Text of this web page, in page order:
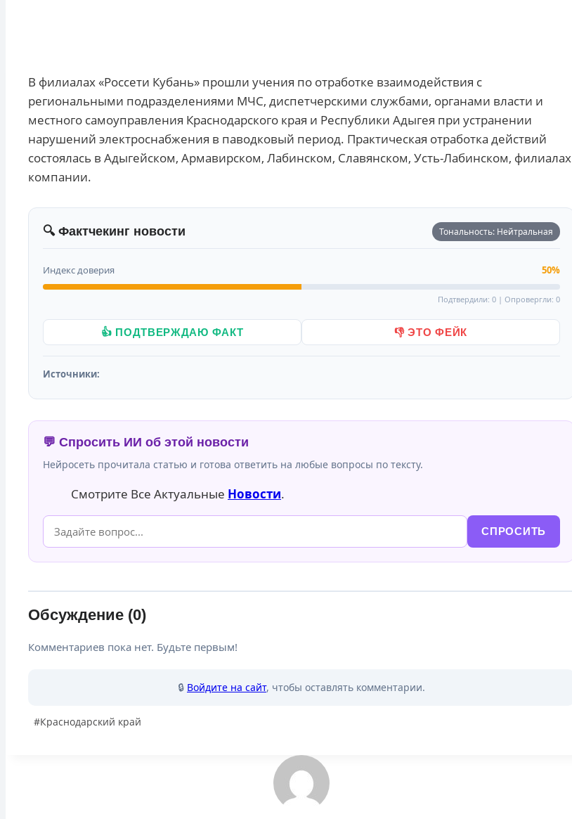
В филиалах «Россети Кубань» прошли учения по отработке взаимодействия с
региональными подразделениями МЧС, диспетчерскими службами, органами власти и
местного самоуправления Краснодарского края и Республики Адыгея при устранении
нарушений электроснабжения в паводковый период. Практическая отработка действий
состоялась в Адыгейском, Армавирском, Лабинском, Славянском, Усть-Лабинском, филиалах
компании.
🔍 Фактчекинг новости Тональность: Нейтральная
Индекс доверия 50%
Подтвердили: 0 | Опровергли: 0
👍 ПОДТВЕРЖДАЮ ФАКТ 👎 ЭТО ФЕЙК
Источники:
💬 Спросить ИИ об этой новости
Нейросеть прочитала статью и готова ответить на любые вопросы по тексту.
Смотрите Все Актуальные Новости.
СПРОСИТЬ
Обсуждение (0)
Комментариев пока нет. Будьте первым!
🔒 Войдите на сайт, чтобы оставлять комментарии.
Метки
#Краснодарский край